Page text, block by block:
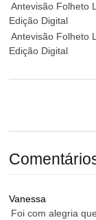
Antevisão Folheto
Edição Digital
Antevisão Folheto
Edição Digital
Vanessa
Foi com alegria